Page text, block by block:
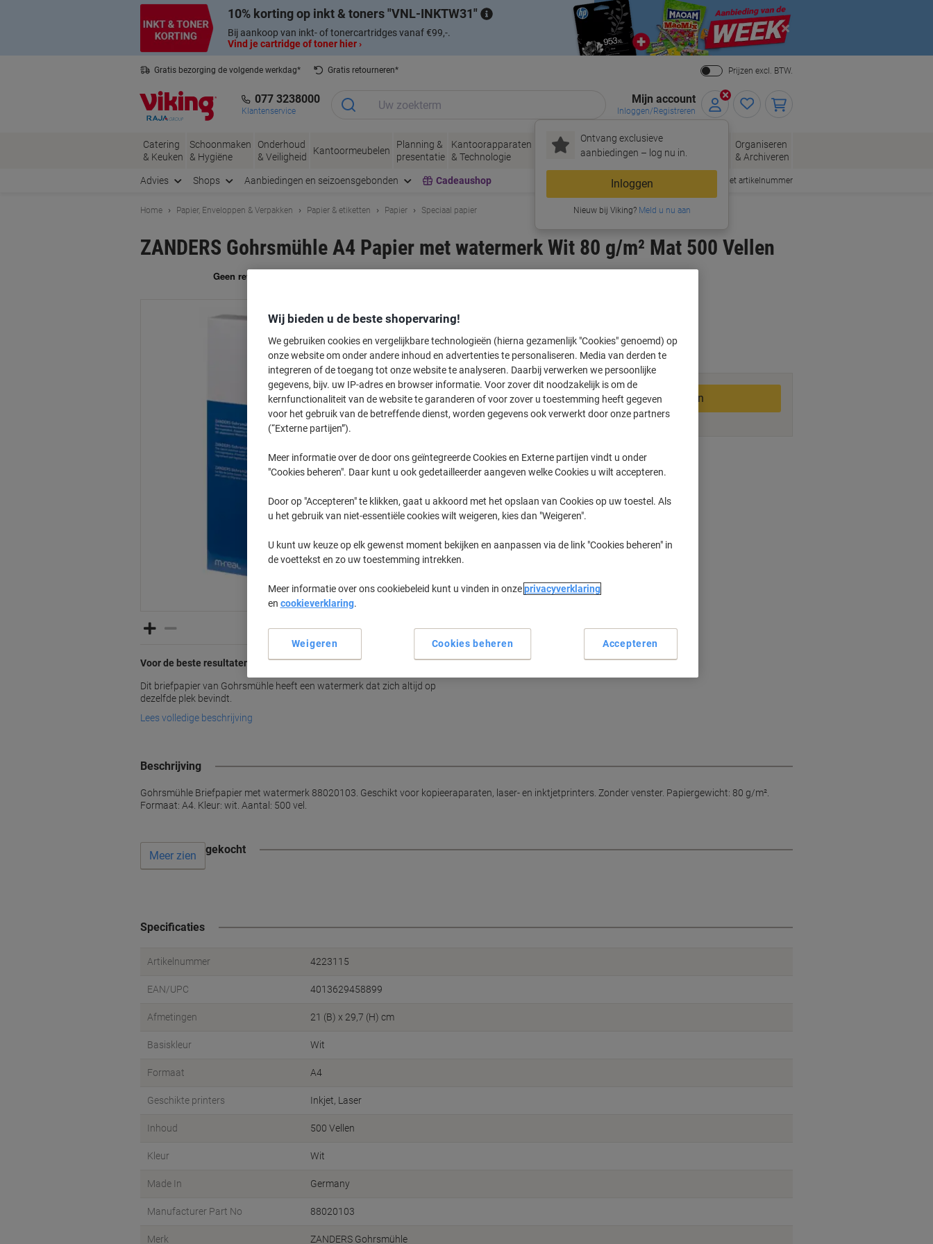
10% korting op inkt & toners VNL-INKTW31
Bij aankoop van inkt- of tonercartridges vanaf €99,-.
Vind je cartridge of toner hier ›
Close
Gratis bezorging de volgende werkdag*
Gratis retourneren*
Prijzen excl. BTW.
077 3238000
Klantenservice
Mijn account
Inloggen/Registreren
Ontvang exclusieve
aanbiedingen – log nu in.
Inloggen
Nieuw bij Viking?Meld u nu aan
Catering
& Keuken
Schoonmaken
& Hygiëne
Onderhoud
& Veiligheid
Kantoormeubelen
Planning &
presentatie
Kantoorapparaten
& Technologie
Inkt &
Toner
Papier, Enveloppen
& Verpakken
Kantoorartikelen
Organiseren
& Archiveren
Advies Shops Aanbiedingen en seizoensgebonden Cadeaushop Snel bestellen met artikelnummer
Home Papier, Enveloppen & Verpakken Papier & etiketten Papier Speciaal papier
ZANDERS Gohrsmühle A4 Papier met watermerk Wit 80 g/m² Mat 500 Vellen
Voor de beste resultaten, keer op keer
Dit briefpapier van Gohrsmühle heeft een watermerk dat zich altijd op
dezelfde plek bevindt.
Lees volledige beschrijving
€ 39,92 Incl. btw
Momenteel op voorraad Levertijd 2-3 werkdagen
Aantal
In winkelwagen
Aan een lijst toevoegen
Bezorginformatie Betalingsmogelijkheden
Hoogwaardig watermerk
Geschikt voor laserprinters
Ideaal voor kopieerapparaten
Beschrijving
Gohrsmühle Briefpapier met watermerk 88020103. Geschikt voor kopieeraparaten, laser- en inktjetprinters. Zonder venster. Papiergewicht: 80 g/m².
Formaat: A4. Kleur: wit. Aantal: 500 vel.
Vaak samen gekocht
Meer zien
Specificaties
Artikelnummer 4223115
EAN/UPC 4013629458899
Afmetingen 21 (B) x 29,7 (H) cm
Basiskleur Wit
Formaat A4
Geschikte printers Inkjet Laser
Inhoud 500 Vellen
Kleur Wit
Made In Germany
Manufacturer Part No 88020103
Merk ZANDERS Gohrsmühle
Wij bieden u de beste shopervaring!
We gebruiken cookies en vergelijkbare technologieën (hierna gezamenlijk "Cookies" genoemd) op
onze website om onder andere inhoud en advertenties te personaliseren. Media van derden te
integreren of de toegang tot onze website te analyseren. Daarbij verwerken we persoonlijke
gegevens, bijv. uw IP-adres en browser informatie. Voor zover dit noodzakelijk is om de
kernfunctionaliteit van de website te garanderen of voor zover u toestemming heeft gegeven
voor het gebruik van de betreffende dienst, worden gegevens ook verwerkt door onze partners
(“Externe partijen”).
Meer informatie over de door ons geïntegreerde Cookies en Externe partijen vindt u onder
"Cookies beheren". Daar kunt u ook gedetailleerder aangeven welke Cookies u wilt accepteren.
Door op "Accepteren" te klikken, gaat u akkoord met het opslaan van Cookies op uw toestel. Als
u het gebruik van niet-essentiële cookies wilt weigeren, kies dan "Weigeren".
U kunt uw keuze op elk gewenst moment bekijken en aanpassen via de link "Cookies beheren" in
de voettekst en zo uw toestemming intrekken.
Meer informatie over ons cookiebeleid kunt u vinden in onzeprivacyverklaring
en cookieverklaring.
Cookies beheren
Weigeren Accepteren